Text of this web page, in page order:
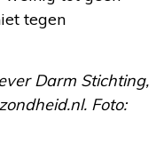
tegen
Darm Stichting,
Foto: